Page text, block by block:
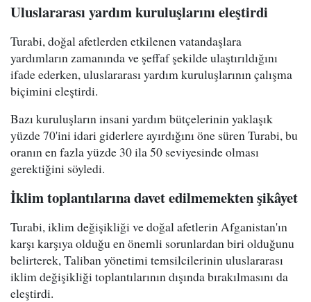
Uluslararası yardım kuruluşlarını eleştirdi
Turabi, doğal afetlerden etkilenen vatandaşlara
yardımların zamanında ve şeffaf şekilde ulaştırıldığını
ifade ederken, uluslararası yardım kuruluşlarının çalışma
biçimini eleştirdi.
Bazı kuruluşların insani yardım bütçelerinin yaklaşık
yüzde 70'ini idari giderlere ayırdığını öne süren Turabi, bu
oranın en fazla yüzde 30 ila 50 seviyesinde olması
gerektiğini söyledi.
İklim toplantılarına davet edilmemekten şikâyet
Turabi, iklim değişikliği ve doğal afetlerin Afganistan'ın
karşı karşıya olduğu en önemli sorunlardan biri olduğunu
belirterek, Taliban yönetimi temsilcilerinin uluslararası
iklim değişikliği toplantılarının dışında bırakılmasını da
eleştirdi.